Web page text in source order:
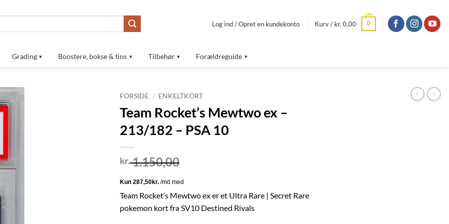
Log ind / Opret en kundekonto Kurv / kr.0,00 0
Grading Boostere, bokse & tins Tilbehør Forældreguide
FORSIDE / ENKELTKORT
Team Rocket’s Mewtwo ex –
213/182 – PSA 10
kr.1.150,00
Team Rocket’s Mewtwo ex er et Ultra Rare | Secret Rare
pokemon kort fra SV10 Destined Rivals